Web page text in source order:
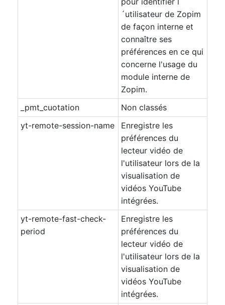
´utilisateur de Zopim
de façon interne et
connaître ses
préférences en ce qui
concerne l'usage du
module interne de
Zopim.
_pmt_cuotation
Non classés
yt-remote-session-name
Enregistre les
préférences du
lecteur vidéo de
l'utilisateur lors de la
visualisation de
vidéos YouTube
intégrées.
yt-remote-fast-check-
period
Enregistre les
préférences du
lecteur vidéo de
l'utilisateur lors de la
visualisation de
vidéos YouTube
intégrées.